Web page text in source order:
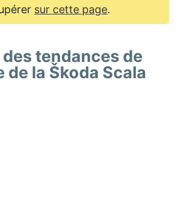
sur cette page.
tendances de
de la Škoda Scala